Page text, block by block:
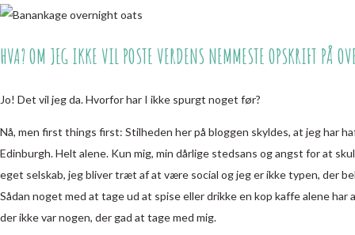
HVA? OM JEG IKKE VIL POSTE VERDENS NEMMESTE OPSKRIFT PÅ
Jo! Det vil jeg da. Hvorfor har I ikke spurgt noget før?
Nå, men first things first: Stilheden her på bloggen skyldes, at jeg har
Edinburgh. Helt alene. Kun mig, min dårlige stedsans og angst for at
eget selskab, jeg bliver træt af at være social og jeg er ikke typen, der
Sådan noget med at tage ud at spise eller drikke en kop kaffe alene
der ikke var nogen, der gad at tage med mig.